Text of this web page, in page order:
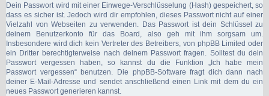
Dein Passwort wird mit einer Einwege-Verschlüsselung (Hash) gespeichert, so
dass es sicher ist. Jedoch wird dir empfohlen, dieses Passwort nicht auf einer
Vielzahl von Webseiten zu verwenden. Das Passwort ist dein Schlüssel zu
deinem Benutzerkonto für das Board, also geh mit ihm sorgsam um.
Insbesondere wird dich kein Vertreter des Betreibers, von phpBB Limited oder
ein Dritter berechtigterweise nach deinem Passwort fragen. Solltest du dein
Passwort vergessen haben, so kannst du die Funktion „Ich habe mein
Passwort vergessen“ benutzen. Die phpBB-Software fragt dich dann nach
deiner E-Mail-Adresse und sendet anschließend einen Link mit dem du ein
neues Passwort generieren kannst.